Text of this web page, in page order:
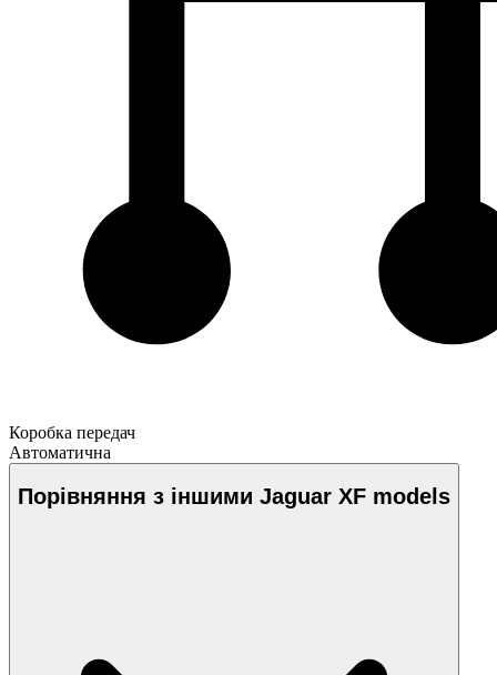
Коробка передач
Автоматична
Порівняння з іншими Jaguar XF models